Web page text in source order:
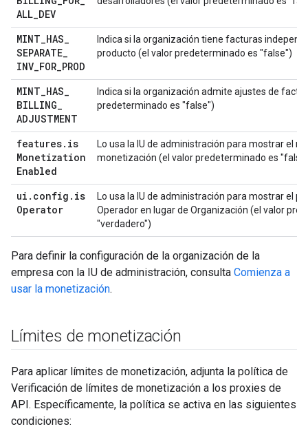
ALL DEV
MINT HAS
SEPARATE
INV FOR PROD
Indica si la organización tiene facturas
producto (el valor predeterminado es "false")
MINT HAS
BILLING
ADJUSTMENT
Indica si la organización admite ajustes de
predeterminado es "false")
features. is
Monetization
Enabled
Lo usa la IU de administración para mostrar el
monetización (el valor predeterminado es
ui . config . is
Operator
Lo usa la IU de administración para mostrar el
Operador en lugar de Organización (el valor
"verdadero")
Para definir la configuración de la organización de la
empresa con la IU de administración, consulta Comienza a
usar la monetización.
Límites de monetización
Para aplicar límites de monetización, adjunta la política de
Verificación de límites de monetización a los proxies de
API. Específicamente, la política se activa en las siguientes
condiciones: